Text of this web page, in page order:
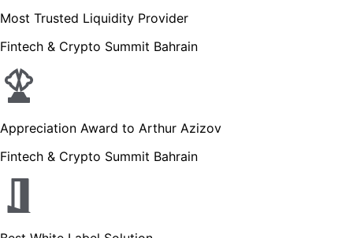
Most Trusted Liquidity Provider
Fintech & Crypto Summit Bahrain
Appreciation Award to Arthur Azizov
Fintech & Crypto Summit Bahrain